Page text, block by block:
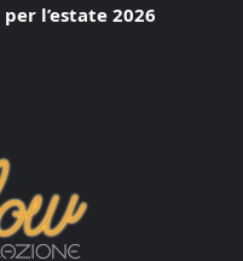
l’estate 2026